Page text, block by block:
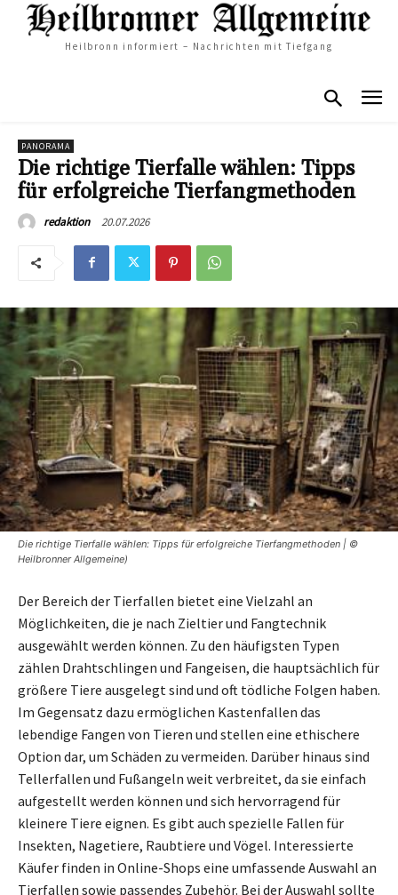
Heilbronn informiert – Nachrichten mit Tiefgang
PANORAMA
Die richtige Tierfalle wählen: Tipps
für erfolgreiche Tierfangmethoden
redaktion 20.07.2026
Die richtige Tierfalle wählen: Tipps für erfolgreiche Tierfangmethoden | ©
Heilbronner Allgemeine)
Der Bereich der Tierfallen bietet eine Vielzahl an
Möglichkeiten, die je nach Zieltier und Fangtechnik
ausgewählt werden können. Zu den häufigsten Typen
zählen Drahtschlingen und Fangeisen, die hauptsächlich für
größere Tiere ausgelegt sind und oft tödliche Folgen haben.
Im Gegensatz dazu ermöglichen Kastenfallen das
lebendige Fangen von Tieren und stellen eine ethischere
Option dar, um Schäden zu vermeiden. Darüber hinaus sind
Tellerfallen und Fußangeln weit verbreitet, da sie einfach
aufgestellt werden können und sich hervorragend für
kleinere Tiere eignen. Es gibt auch spezielle Fallen für
Insekten, Nagetiere, Raubtiere und Vögel. Interessierte
Käufer finden in Online-Shops eine umfassende Auswahl an
Tierfallen sowie passendes Zubehör. Bei der Auswahl sollte